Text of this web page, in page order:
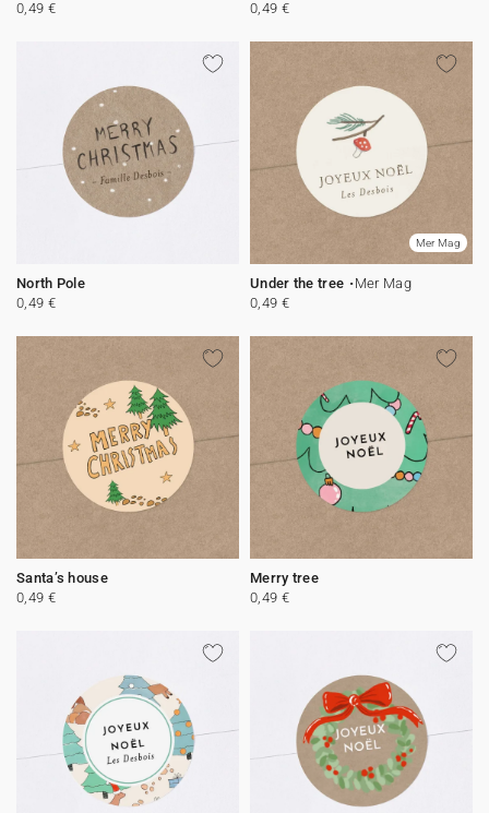
0,49 €
0,49 €
North Pole
0,49 €
Mer Mag
Under the tree
Mer Mag
0,49 €
Santa’s house
0,49 €
Merry tree
0,49 €